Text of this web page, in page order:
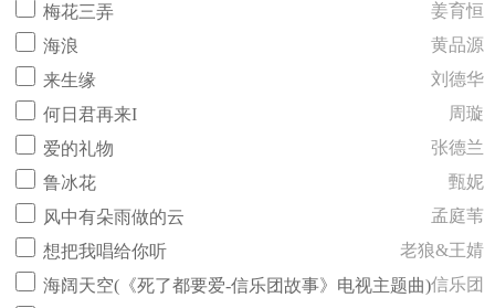
梅花三弄
姜育恒
海浪
黄品源
来生缘
刘德华
何日君再来I
周璇
爱的礼物
张德兰
鲁冰花
甄妮
风中有朵雨做的云
孟庭苇
想把我唱给你听
老狼&王婧
海阔天空(《死了都要爱-信乐团故事》电视主题曲)信乐团